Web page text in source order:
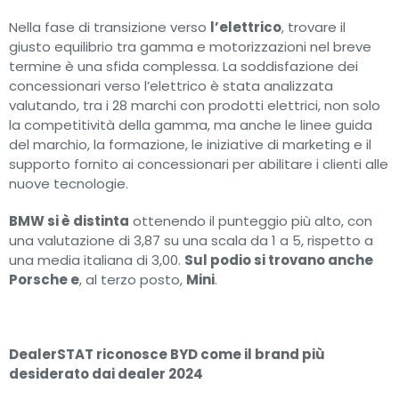
Nella fase di transizione verso l’elettrico, trovare il
giusto equilibrio tra gamma e motorizzazioni nel breve
termine è una sfida complessa. La soddisfazione dei
concessionari verso l’elettrico è stata analizzata
valutando, tra i 28 marchi con prodotti elettrici, non solo
la competitività della gamma, ma anche le linee guida
del marchio, la formazione, le iniziative di marketing e il
supporto fornito ai concessionari per abilitare i clienti alle
nuove tecnologie.
BMW si è distinta ottenendo il punteggio più alto, con
una valutazione di 3,87 su una scala da 1 a 5, rispetto a
una media italiana di 3,00. Sul podio si trovano anche
Porsche e, al terzo posto, Mini.
DealerSTAT riconosce BYD come il brand più
desiderato dai dealer 2024